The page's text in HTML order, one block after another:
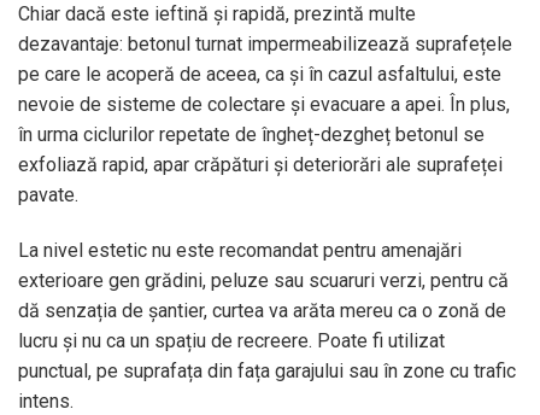
Chiar dacă este ieftină și rapidă, prezintă multe
dezavantaje: betonul turnat impermeabilizează suprafețele
pe care le acoperă de aceea, ca și în cazul asfaltului, este
nevoie de sisteme de colectare și evacuare a apei. În plus,
în urma ciclurilor repetate de îngheț-dezgheț betonul se
exfoliază rapid, apar crăpături și deteriorări ale suprafeței
pavate.
La nivel estetic nu este recomandat pentru amenajări
exterioare gen grădini, peluze sau scuaruri verzi, pentru că
dă senzația de șantier, curtea va arăta mereu ca o zonă de
lucru și nu ca un spațiu de recreere. Poate fi utilizat
punctual, pe suprafața din fața garajului sau în zone cu trafic
intens.